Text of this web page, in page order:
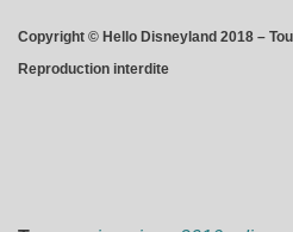
Copyright © Hello Disneyland 2018 –
Reproduction interdite